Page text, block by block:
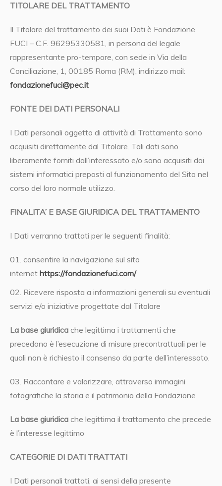
TITOLARE DEL TRATTAMENTO
Il Titolare del trattamento dei suoi Dati è Fondazione
FUCI – C.F. 96295330581, in persona del legale
rappresentante pro-tempore, con sede in Via della
Conciliazione, 1, 00185 Roma (RM), indirizzo mail:
fondazionefuci@pec.it
FONTE DEI DATI PERSONALI
I Dati personali oggetto di attività di Trattamento sono
acquisiti direttamente dal Titolare. Tali dati sono
liberamente forniti dall’interessato e/o sono acquisiti dai
sistemi informatici preposti al funzionamento del Sito nel
corso del loro normale utilizzo.
FINALITA’ E BASE GIURIDICA DEL TRATTAMENTO
I Dati verranno trattati per le seguenti finalità:
consentire la navigazione sul sito
internet https://fondazionefuci.com/
Ricevere risposta a informazioni generali su eventuali
servizi e/o iniziative progettate dal Titolare
La base giuridicache legittima i trattamenti che
precedono è l’esecuzione di misure precontrattuali per le
quali non è richiesto il consenso da parte dell’interessato.
03. Raccontare e valorizzare, attraverso immagini
fotografiche la storia e il patrimonio della Fondazione
La base giuridicache legittima il trattamento che precede
è l’interesse legittimo
CATEGORIE DI DATI TRATTATI
I Dati personali trattati, ai sensi della presente